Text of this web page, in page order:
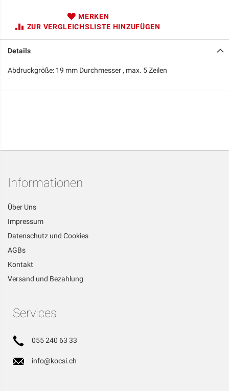
MERKEN
ZUR VERGLEICHSLISTE HINZUFÜGEN
Details
Abdruckgröße: 19 mm Durchmesser , max. 5 Zeilen
Informationen
Über Uns
Impressum
Datenschutz und Cookies
AGBs
Kontakt
Versand und Bezahlung
Services
055 240 63 33
info@kocsi.ch